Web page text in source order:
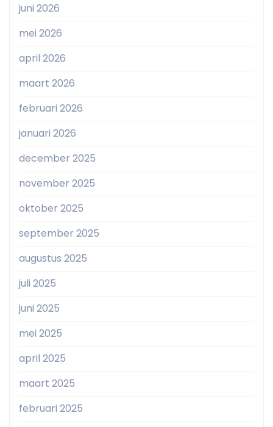
juni 2026
mei 2026
april 2026
maart 2026
februari 2026
januari 2026
december 2025
november 2025
oktober 2025
september 2025
augustus 2025
juli 2025
juni 2025
mei 2025
april 2025
maart 2025
februari 2025